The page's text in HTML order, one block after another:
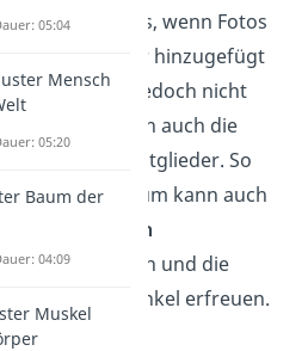
schön ist es, wenn Fotos
hinzugefügt
Wenn dafür jedoch nicht
Platz ist, reichen auch die
der Familienmitglieder. So
kann auch
Generationen
werden und die
Enkel und Urenkel erfreuen.
05:04
Mensch
05:20
Baum der
04:09
Muskel